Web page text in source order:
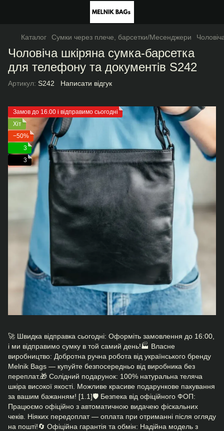
Каталог Сумки через плече, барсетки/Месенджери
Чоловіча шкіряна сумка-барсетка
для телефону та документів S242
Артикул: S242 Написати відгук
Замов до 16.00 і відправимо сьогодні
Хіт
−50%
3
3
🚀 Швидка відправка сьогодні: Оформіть замовлення до 16:00,
і ми відправимо сумку в той самий день!🏭 Власне
виробництво: Добротна ручна робота від українського бренду
Melnik Bags — купуйте безпосередньо від виробника без
переплат.🎁 Солідний подарунок: 100% натуральна теляча
шкіра високої якості. Можливе красиве подарункове пакування
за вашим бажанням! [1.1]🛡️ Безпека від офіційного ФОП:
Працюємо офіційно з автоматичною видачею фіскальних
чеків. Ніяких передоплат — оплата при отриманні після огляду
на пошті!🔄 Офіційна гарантія та обмін: Надійна модель з